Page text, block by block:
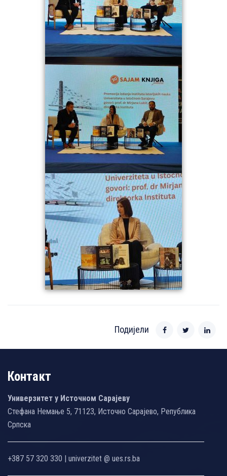
Подијели
Контакт
Универзитет у Источном Сарајеву
Стефана Немање 5, 71123, Источно Сарајево, Република
Српска
+387 57 320 330 | univerzitet @ ues.rs.ba